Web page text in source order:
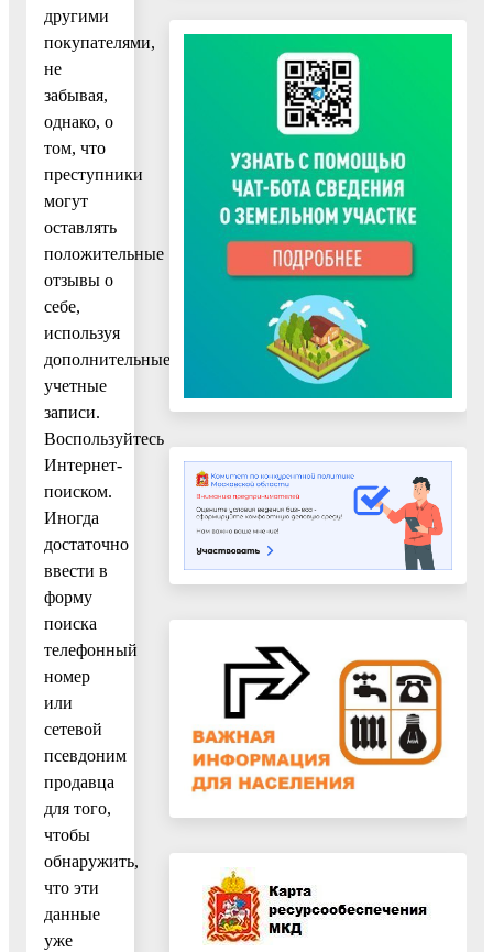
другими
покупателями,
не
забывая,
однако, о
том, что
преступники
могут
оставлять
положительные
отзывы о
себе,
используя
дополнительные
учетные
записи.
Воспользуйтесь
Интернет-
поиском.
Иногда
достаточно
ввести в
форму
поиска
телефонный
номер
или
сетевой
псевдоним
продавца
для того,
чтобы
обнаружить,
что эти
данные
уже